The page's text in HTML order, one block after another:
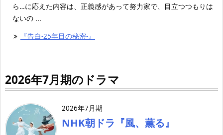
ら…に応えた内容は、正義感があって努力家で、目立つつもりは
ないの ...
『告白-25年目の秘密-』
2026年7月期のドラマ
2026年7月期
NHK朝ドラ『風、薫る』